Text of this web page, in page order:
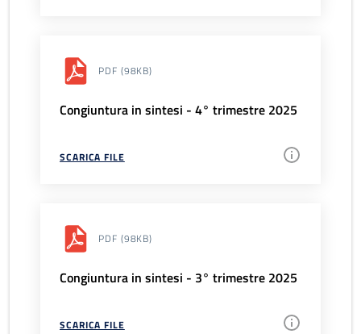
PDF (98KB)
Congiuntura in sintesi - 4° trimestre 2025
SCARICA FILE
PDF (98KB)
Congiuntura in sintesi - 3° trimestre 2025
SCARICA FILE